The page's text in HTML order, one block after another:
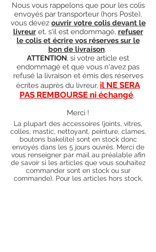
Nous vous rappelons que pour les colis
envoyés par transporteur (hors Poste),
vous devez ouvrir votre colis devant le
livreuret, s'il est endommagé, refuser
le colis et écrire vos réserves sur le
bon de livraison.
ATTENTION, si votre article est
endommagé et que vous n'avez pas
refusé la livraison et émis des réserves
écrites auprès du livreur, il NE SERA
PAS REMBOURSE ni échangé.
Merci !
La plupart des accessoires (joints, vitres,
colles, mastic, nettoyant, peinture, clames,
boutons bakelite) sont en stock donc
envoyés dans les 5 jours ouvrés. Merci de
vous renseigner par mail au préalable afin
de savoir si les articles que vous souhaitez
commander sont en stock ou sur
commande). Pour les articles hors stock,